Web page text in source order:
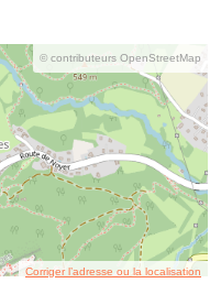
© contributeurs OpenStreetMap
Corriger l’adresse ou la localisation